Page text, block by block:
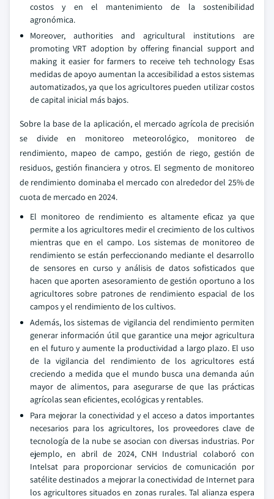
costos y en el mantenimiento de la sostenibilidad
agronómica.
Moreover, authorities and agricultural institutions are
promoting VRT adoption by offering financial support and
making it easier for farmers to receive teh technology Esas
medidas de apoyo aumentan la accesibilidad a estos sistemas
automatizados, ya que los agricultores pueden utilizar costos
de capital inicial más bajos.
Sobre la base de la aplicación, el mercado agrícola de precisión
se divide en monitoreo meteorológico, monitoreo de
rendimiento, mapeo de campo, gestión de riego, gestión de
residuos, gestión financiera y otros. El segmento de monitoreo
de rendimiento dominaba el mercado con alrededor del 25% de
cuota de mercado en 2024.
El monitoreo de rendimiento es altamente eficaz ya que
permite a los agricultores medir el crecimiento de los cultivos
mientras que en el campo. Los sistemas de monitoreo de
rendimiento se están perfeccionando mediante el desarrollo
de sensores en curso y análisis de datos sofisticados que
hacen que aporten asesoramiento de gestión oportuno a los
agricultores sobre patrones de rendimiento espacial de los
campos y el rendimiento de los cultivos.
Además, los sistemas de vigilancia del rendimiento permiten
generar información útil que garantice una mejor agricultura
en el futuro y aumente la productividad a largo plazo. El uso
de la vigilancia del rendimiento de los agricultores está
creciendo a medida que el mundo busca una demanda aún
mayor de alimentos, para asegurarse de que las prácticas
agrícolas sean eficientes, ecológicas y rentables.
Para mejorar la conectividad y el acceso a datos importantes
necesarios para los agricultores, los proveedores clave de
tecnología de la nube se asocian con diversas industrias. Por
ejemplo, en abril de 2024, CNH Industrial colaboró con
Intelsat para proporcionar servicios de comunicación por
satélite destinados a mejorar la conectividad de Internet para
los agricultores situados en zonas rurales. Tal alianza espera